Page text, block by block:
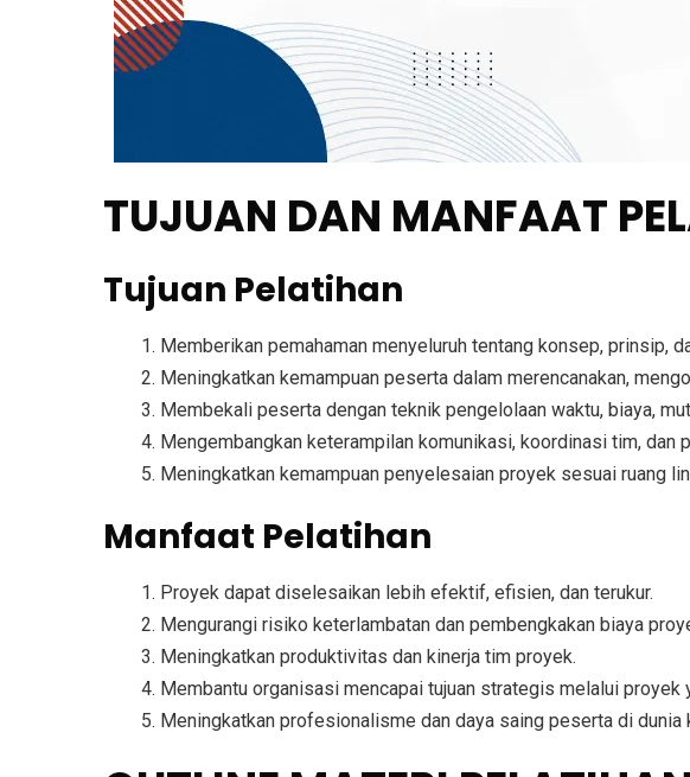
TUJUAN DAN MANFAAT
Tujuan Pelatihan
Memberikan pemahaman menyeluruh tentang konsep, prinsip,
Meningkatkan kemampuan peserta dalam merencanakan,
Membekali peserta dengan teknik pengelolaan waktu, biaya,
Mengembangkan keterampilan komunikasi, koordinasi tim, dan
Meningkatkan kemampuan penyelesaian proyek sesuai ruang
Manfaat Pelatihan
Proyek dapat diselesaikan lebih efektif, efisien, dan terukur.
Mengurangi risiko keterlambatan dan pembengkakan biaya
Meningkatkan produktivitas dan kinerja tim proyek.
Membantu organisasi mencapai tujuan strategis melalui proyek
Meningkatkan profesionalisme dan daya saing peserta di dunia